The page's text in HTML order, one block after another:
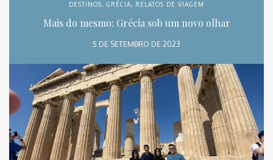
DESTINOS, GRÉCIA, RELATOS DE VIAGEM
Mais do mesmo: Grécia sob um novo olhar
5 DE SETEMBRO DE 2023